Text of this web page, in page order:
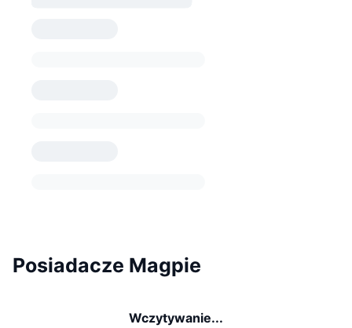
Posiadacze Magpie
Wczytywanie...